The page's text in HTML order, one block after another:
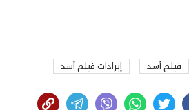
فيلم أسد إيرادات فيلم أسد